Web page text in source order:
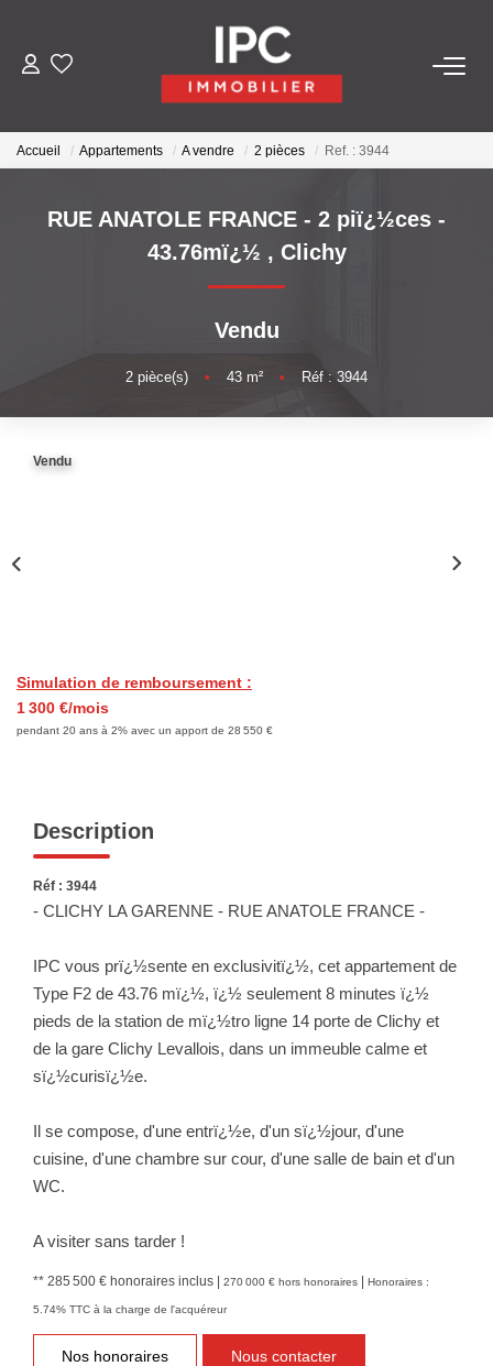
ACHETER
LOUER
LES AGENCES
FNAIM
Accueil Appartements A vendre 2 pièces Ref. : 3944
RUE ANATOLE FRANCE - 2 piï¿½ces -
43.76mï¿½ , Clichy
Vendu
2 pièce(s) • 43 m² • Réf : 3944
Vendu
Simulation de remboursement :
1 300 €/mois
pendant 20 ans à 2% avec un apport de 28 550 €
Description
Réf : 3944
- CLICHY LA GARENNE - RUE ANATOLE FRANCE -
IPC vous prï¿½sente en exclusivitï¿½, cet appartement de
Type F2 de 43.76 mï¿½, ï¿½ seulement 8 minutes ï¿½
pieds de la station de mï¿½tro ligne 14 porte de Clichy et
de la gare Clichy Levallois, dans un immeuble calme et
sï¿½curisï¿½e.
Il se compose, d'une entrï¿½e, d'un sï¿½jour, d'une
cuisine, d'une chambre sur cour, d'une salle de bain et d'un
WC.
A visiter sans tarder !
** 285 500 € honoraires inclus | 270 000 € hors honoraires | Honoraires :
5.74% TTC à la charge de l'acquéreur
Nos honoraires Nous contacter